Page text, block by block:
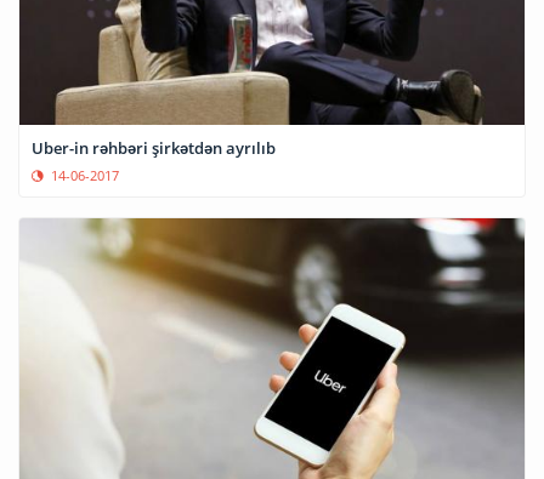
Uber-in rəhbəri şirkətdən ayrılıb
14-06-2017